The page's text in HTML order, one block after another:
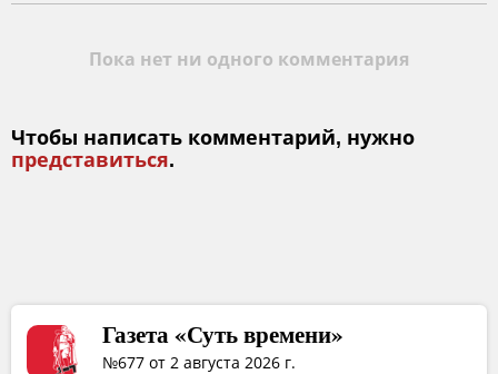
Пока нет ни одного комментария
Чтобы написать комментарий, нужно
представиться.
Газета «Суть времени»
№677 от 2 августа 2026 г.